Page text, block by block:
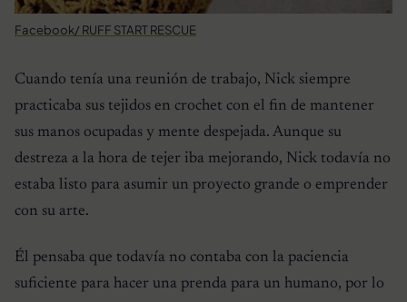
Facebook/ RUFF START RESCUE
Cuando tenía una reunión de trabajo, Nick siempre
practicaba sus tejidos en crochet con el fin de mantener
sus manos ocupadas y mente despejada. Aunque su
destreza a la hora de tejer iba mejorando, Nick todavía no
estaba listo para asumir un proyecto grande o emprender
con su arte.
Él pensaba que todavía no contaba con la paciencia
suficiente para hacer una prenda para un humano, por lo